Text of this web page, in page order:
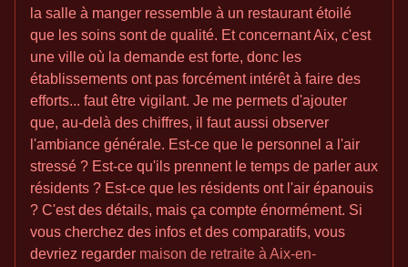
la salle à manger ressemble à un restaurant étoilé
que les soins sont de qualité. Et concernant Aix, c'est
une ville où la demande est forte, donc les
établissements ont pas forcément intérêt à faire des
efforts... faut être vigilant. Je me permets d'ajouter
que, au-delà des chiffres, il faut aussi observer
l'ambiance générale. Est-ce que le personnel a l'air
stressé ? Est-ce qu'ils prennent le temps de parler aux
résidents ? Est-ce que les résidents ont l'air épanouis
? C'est des détails, mais ça compte énormément. Si
vous cherchez des infos et des comparatifs, vous
devriez regarder maison de retraite à Aix-en-